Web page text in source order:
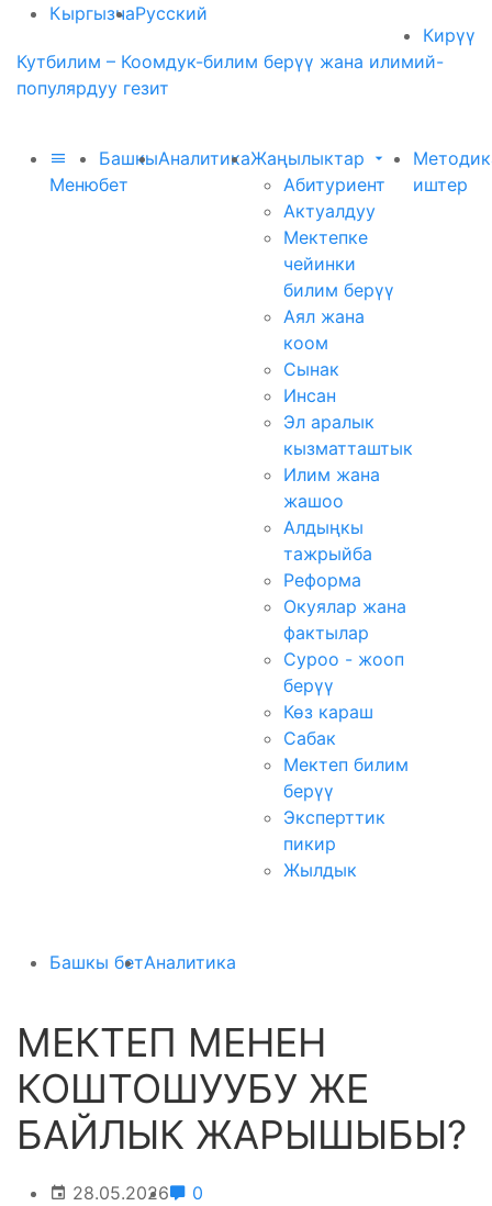
КыргызчаРусский
Кирүү
Кутбилим – Коомдук-билим берүү жана илимий-
популярдуу гезит
Меню
Башкы
бет
АналитикаЖаңылыктар
Абитуриент
Актуалдуу
Мектепке
чейинки
билим берүү
Аял жана
коом
Сынак
Инсан
Эл аралык
кызматташтык
Илим жана
жашоо
Алдыңкы
тажрыйба
Реформа
Окуялар жана
фактылар
Суроо - жооп
берүү
Көз караш
Сабак
Мектеп билим
берүү
Эксперттик
пикир
Жылдык
иштер
Башкы бетАналитика
МЕКТЕП МЕНЕН
КОШТОШУУБУ ЖЕ
БАЙЛЫК ЖАРЫШЫБЫ?
28.05.2026 0